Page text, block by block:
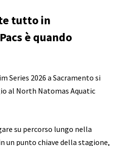
tutto in
è quando
Series 2026 a Sacramento si
al North Natomas Aquatic
su percorso lungo nella
punto chiave della stagione,